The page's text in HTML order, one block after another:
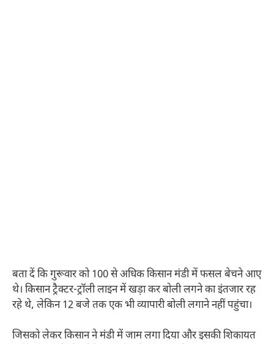
बता दें कि गुरूवार को 100 से अधिक किसान मंडी में फसल बेचने आए
थे। किसान ट्रैक्टर-ट्रॉली लाइन में खड़ा कर बोली लगने का इंतजार रह
रहे थे, लेकिन 12 बजे तक एक भी व्यापारी बोली लगाने नहीं पहुंचा।
जिसको लेकर किसान ने मंडी में जाम लगा दिया और इसकी शिकायत